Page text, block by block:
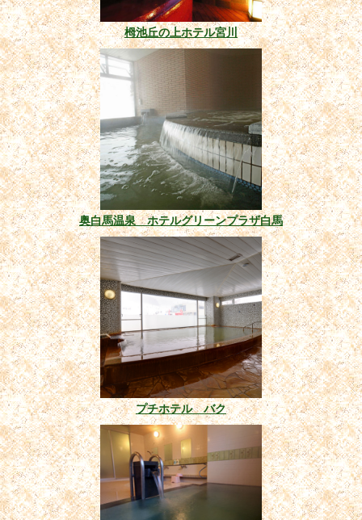
栂池丘の上ホテル宮川
奥白馬温泉 ホテルグリーンプラザ白馬
プチホテル バク